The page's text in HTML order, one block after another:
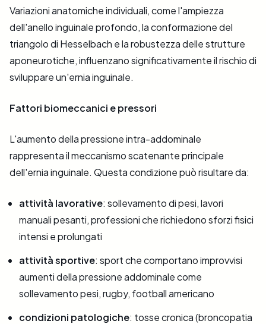
Variazioni anatomiche individuali, come l'ampiezza
dell'anello inguinale profondo, la conformazione del
triangolo di Hesselbach e la robustezza delle strutture
aponeurotiche, influenzano significativamente il rischio di
sviluppare un'ernia inguinale.
Fattori biomeccanici e pressori
L'aumento della pressione intra-addominale
rappresenta il meccanismo scatenante principale
dell'ernia inguinale. Questa condizione può risultare da:
attività lavorative: sollevamento di pesi, lavori
manuali pesanti, professioni che richiedono sforzi fisici
intensi e prolungati
attività sportive: sport che comportano improvvisi
aumenti della pressione addominale come
sollevamento pesi, rugby, football americano
condizioni patologiche: tosse cronica (broncopatia